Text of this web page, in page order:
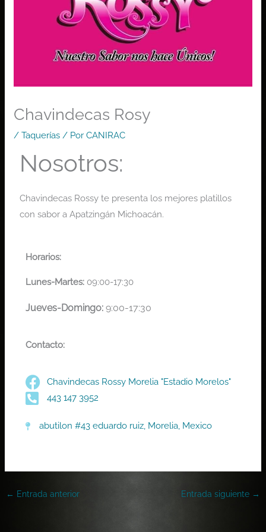
Chavindecas Rosy
/Taquerías / PorCANIRAC
Nosotros:
Chavindecas Rossy te presenta los mejores platillos
con sabor a Apatzingán Michoacán.
Horarios:
Lunes-Martes: 09:00-17:30
Jueves-Domingo: 9:00-17:30
Contacto:
Chavindecas Rossy Morelia "Estadio Morelos"
443 147 3952
abutilon #43 eduardo ruiz, Morelia, Mexico
← Entrada anterior Entrada siguiente →